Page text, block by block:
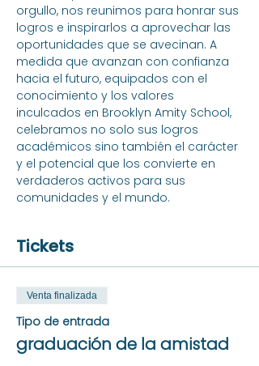
orgullo, nos reunimos para honrar sus
logros e inspirarlos a aprovechar las
oportunidades que se avecinan. A
medida que avanzan con confianza
hacia el futuro, equipados con el
conocimiento y los valores
inculcados en Brooklyn Amity School,
celebramos no solo sus logros
académicos sino también el carácter
y el potencial que los convierte en
verdaderos activos para sus
comunidades y el mundo.
Tickets
Venta finalizada
Tipo de entrada
graduación de la amistad